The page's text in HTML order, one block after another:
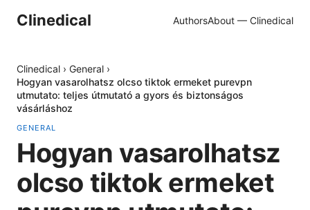
Clinedical AuthorsAbout — Clinedical
Clinedical › General ›
Hogyan vasarolhatsz olcso tiktok ermeket purevpn
utmutato: teljes útmutató a gyors és biztonságos
vásárláshoz
GENERAL
Hogyan vasarolhatsz
olcso tiktok ermeket